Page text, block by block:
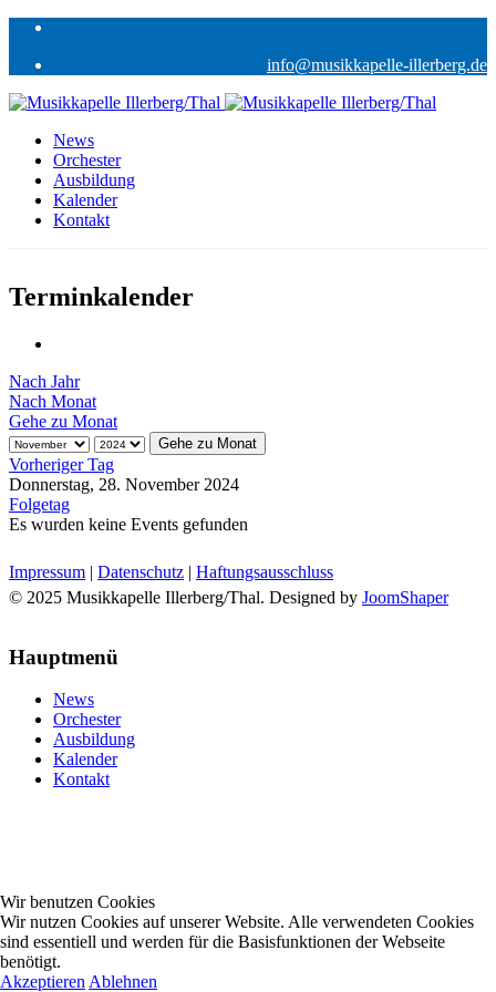
info@musikkapelle-illerberg.de
News
Orchester
Ausbildung
Kalender
Kontakt
Terminkalender
Nach Jahr
Nach Monat
Gehe zu Monat
Gehe zu Monat
Vorheriger Tag
Donnerstag, 28. November 2024
Folgetag
Es wurden keine Events gefunden
Impressum | Datenschutz | Haftungsausschluss
© 2025 Musikkapelle Illerberg/Thal. Designed by JoomShaper
Hauptmenü
News
Orchester
Ausbildung
Kalender
Kontakt
Wir benutzen Cookies
Wir nutzen Cookies auf unserer Website. Alle verwendeten Cookies
sind essentiell und werden für die Basisfunktionen der Webseite
benötigt.
Akzeptieren Ablehnen